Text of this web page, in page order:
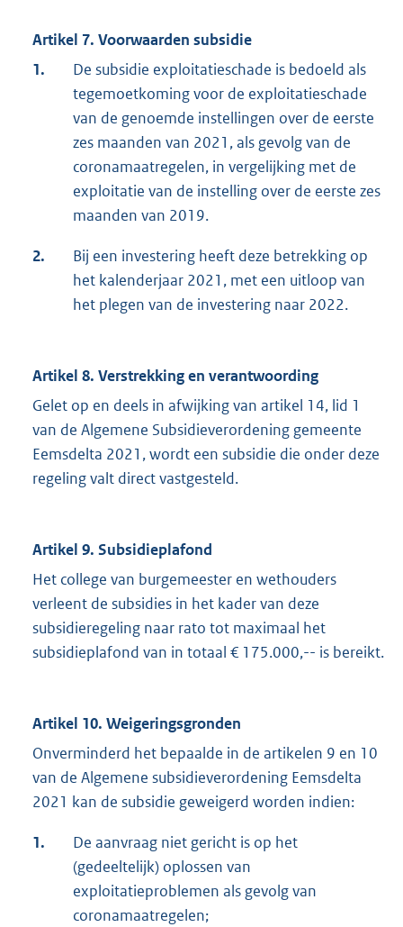
Artikel 7. Voorwaarden subsidie
1.
De subsidie exploitatieschade is bedoeld als
tegemoetkoming voor de exploitatieschade
van de genoemde instellingen over de eerste
zes maanden van 2021, als gevolg van de
coronamaatregelen, in vergelijking met de
exploitatie van de instelling over de eerste zes
maanden van 2019.
2.
Bij een investering heeft deze betrekking op
het kalenderjaar 2021, met een uitloop van
het plegen van de investering naar 2022.
Artikel 8. Verstrekking en verantwoording
Gelet op en deels in afwijking van artikel 14, lid 1
van de Algemene Subsidieverordening gemeente
Eemsdelta 2021, wordt een subsidie die onder deze
regeling valt direct vastgesteld.
Artikel 9. Subsidieplafond
Het college van burgemeester en wethouders
verleent de subsidies in het kader van deze
subsidieregeling naar rato tot maximaal het
subsidieplafond van in totaal € 175.000,-- is bereikt.
Artikel 10. Weigeringsgronden
Onverminderd het bepaalde in de artikelen 9 en 10
van de Algemene subsidieverordening Eemsdelta
2021 kan de subsidie geweigerd worden indien:
1.
De aanvraag niet gericht is op het
(gedeeltelijk) oplossen van
exploitatieproblemen als gevolg van
coronamaatregelen;